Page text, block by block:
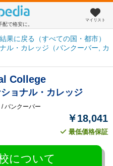
で格安に。
マイリスト
果に戻る（すべての国・都市）
ル・カレッジ（バンクーバー, カ
College
ョナル・カレッジ
/ バンクーバー
￥18,041
最低価格保証
について